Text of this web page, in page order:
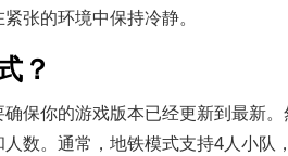
张的环境中保持冷静。
？
保你的游戏版本已经更新到最新
数。通常，地铁模式支持4人小队